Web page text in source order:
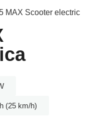
MAX Scooter electric
(25 km/h)